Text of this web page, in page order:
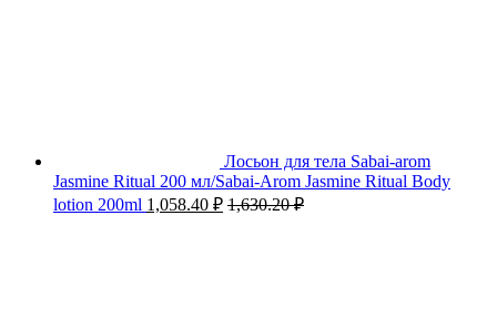
Лосьон для тела Sabai-arom
Jasmine Ritual 200 мл/Sabai-Arom Jasmine Ritual Body
lotion 200ml 1,058.40 ₽ 1,630.20₽